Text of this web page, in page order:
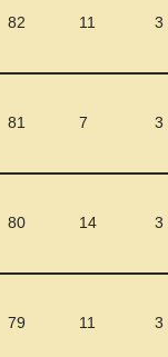
82 11 3
81 7 3
80 14 3
79 11 3